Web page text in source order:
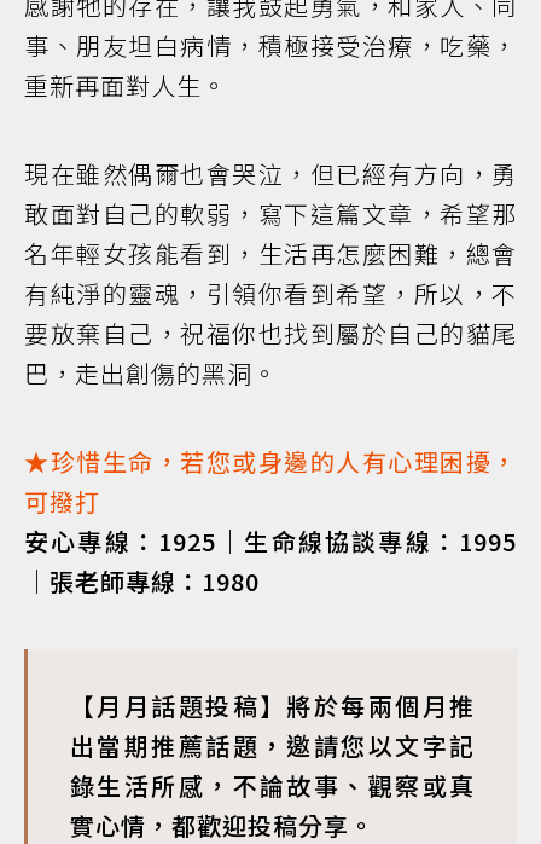
事、朋友坦白病情，積極接受治療，吃藥，
重新再面對人生。
現在雖然偶爾也會哭泣，但已經有方向，勇
敢面對自己的軟弱，寫下這篇文章，希望那
名年輕女孩能看到，生活再怎麼困難，總會
有純淨的靈魂，引領你看到希望，所以，不
要放棄自己，祝福你也找到屬於自己的貓尾
巴，走出創傷的黑洞。
★珍惜生命，若您或身邊的人有心理困擾，
可撥打
安心專線：1925｜生命線協談專線：1995
｜張老師專線：1980
【月月話題投稿】將於每兩個月推
出當期推薦話題，邀請您以文字記
錄生活所感，不論故事、觀察或真
實心情，都歡迎投稿分享。